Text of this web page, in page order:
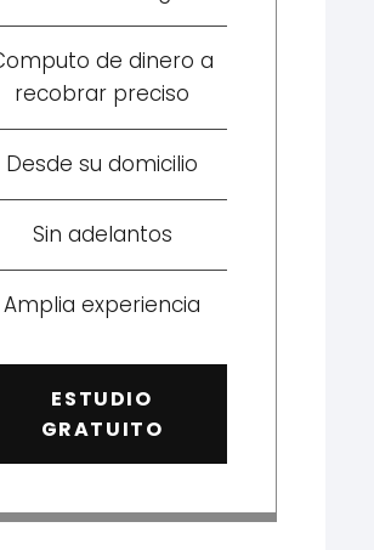
de dinero a
recobrar preciso
Desde su domicilio
Sin adelantos
Amplia experiencia
ESTUDIO
GRATUITO